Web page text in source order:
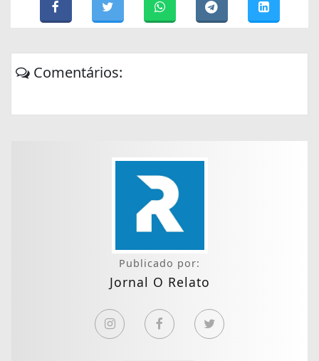
Comentários:
Publicado por:
Jornal O Relato